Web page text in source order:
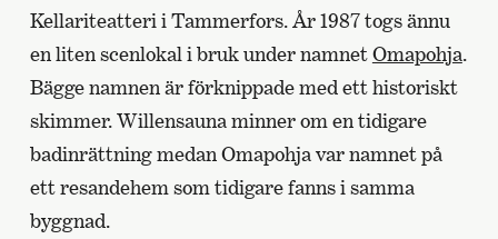
Kellariteatteri i Tammerfors. År 1987 togs ännu
en liten scenlokal i bruk under namnetOmapohja.
Bägge namnen är förknippade med ett historiskt
skimmer. Willensauna minner om en tidigare
badinrättning medan Omapohja var namnet på
ett resandehem som tidigare fanns i samma
byggnad.